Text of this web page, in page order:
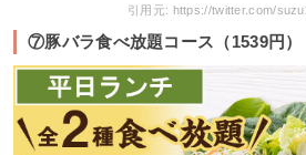
⑦豚バラ食べ放題コース（1539円）